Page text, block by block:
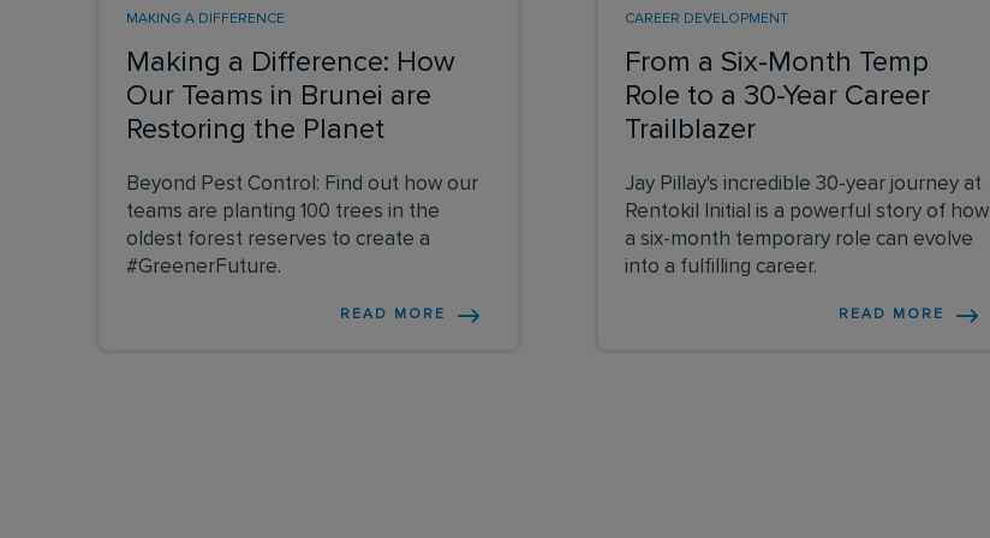
Making a Difference: How
Our Teams in Brunei are
Restoring the Planet
MAKING A DIFFERENCE
Beyond Pest Control: Find out how our
teams are planting 100 trees in the
oldest forest reserves to create a
#GreenerFuture.
READ MORE
From a Six-Month Temp
Role to a 30-Year Career
Trailblazer
CAREER DEVELOPMENT
Jay Pillay's incredible 30-year journey at
Rentokil Initial is a powerful story of how
a six-month temporary role can evolve
into a fulfilling career.
READ MORE